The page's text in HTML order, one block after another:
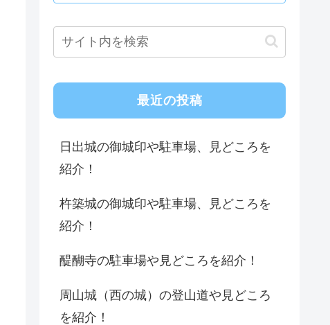
最近の投稿
日出城の御城印や駐車場、見どころを
紹介！
杵築城の御城印や駐車場、見どころを
紹介！
醍醐寺の駐車場や見どころを紹介！
周山城（西の城）の登山道や見どころ
を紹介！